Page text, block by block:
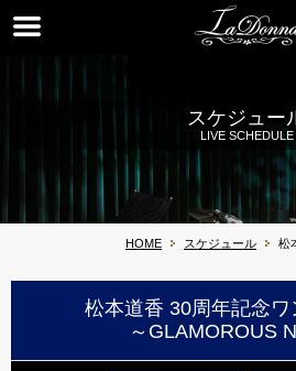
スケジュー
LIVE SCHEDULE
HOME スケジュール
松
松本道香 30周年記念
～GLAMOROUS